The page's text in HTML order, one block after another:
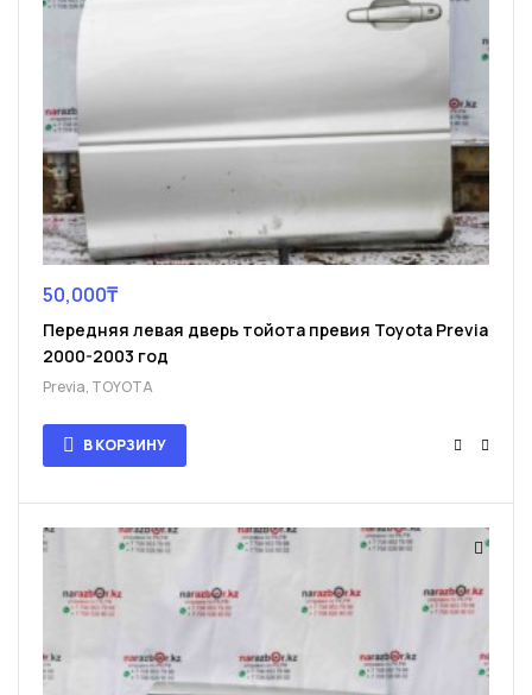
50,000₸
Передняя левая дверь тойота превия Toyota Previa
2000-2003 год
Previa, TOYOTA
В КОРЗИНУ